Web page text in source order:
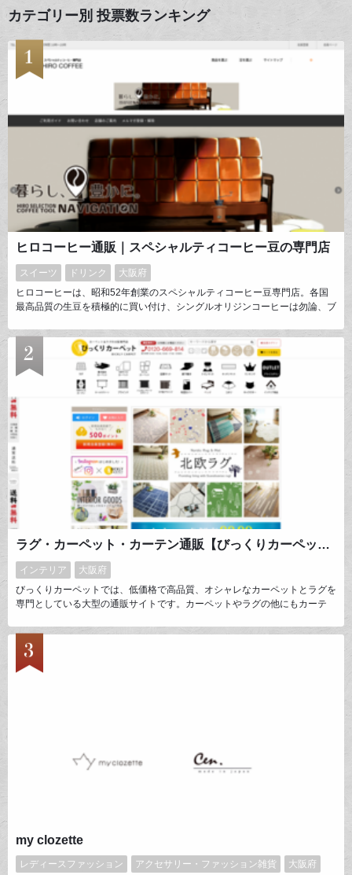
カテゴリー別 投票数ランキング
ヒロコーヒー通販｜スペシャルティコーヒー豆の専門店
スイーツ ドリンク
大阪府
ヒロコーヒーは、昭和52年創業のスペシャルティコーヒー豆専門店。各国
最高品質の生豆を積極的に買い付け、シングルオリジンコーヒーは勿論、ブ
焙煎を行い、焙煎後8日以上経過した商品は一切販売致しません。真に珈琲
を愛し、珈琲を媒体にホスピタリティ（おもてなし）ビジネスの新しいスタ
イルを築いていこうと果敢にチャレンジを続けています。
ラグ・カーペット・カーテン通販【びっくりカーペット】
インテリア
大阪府
びっくりカーペットでは、低価格で高品質、オシャレなカーペットとラグを
専門としている大型の通販サイトです。カーペットやラグの他にもカーテ
のまで5,000アイテム以上の取り揃えております。妥協せずに自分好みの商
品を探したいと思われている方はぜひ、当店『びっくりカーペット』にご相
談ください。
my clozette
レディースファッション アクセサリー・ファッション雑貨
大阪府